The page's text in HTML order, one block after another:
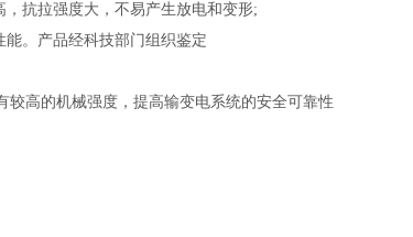
抗拉强度大，不易产生放电和变形;
。产品经科技部门组织鉴定
高的机械强度，提高输变电系统的安全可靠性